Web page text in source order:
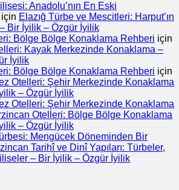
Anadolu’nın En Eski
için Elazığ Türbe ve Mescitleri: Harput’ın
Bir İyilik – Özgür İyilik
Bölge Bölge Konaklama Rehberi için
Kayak Merkezinde Konaklama –
İyilik
Bölge Bölge Konaklama Rehberi için
Otelleri: Şehir Merkezinde Konaklama
– Özgür İyilik
Otelleri: Şehir Merkezinde Konaklama
Otelleri: Bölge Bölge Konaklama
– Özgür İyilik
Mengücek Döneminden Bir
Tarihî ve Dinî Yapıları: Türbeler,
– Bir İyilik – Özgür İyilik